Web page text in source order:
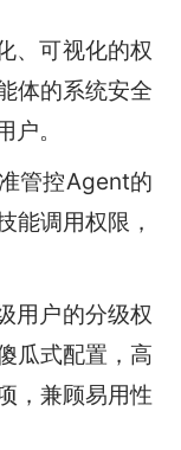
、可视化的权
体的系统安全
。
管控Agent的
能调用权限，
用户的分级权
瓜式配置，高
，兼顾易用性